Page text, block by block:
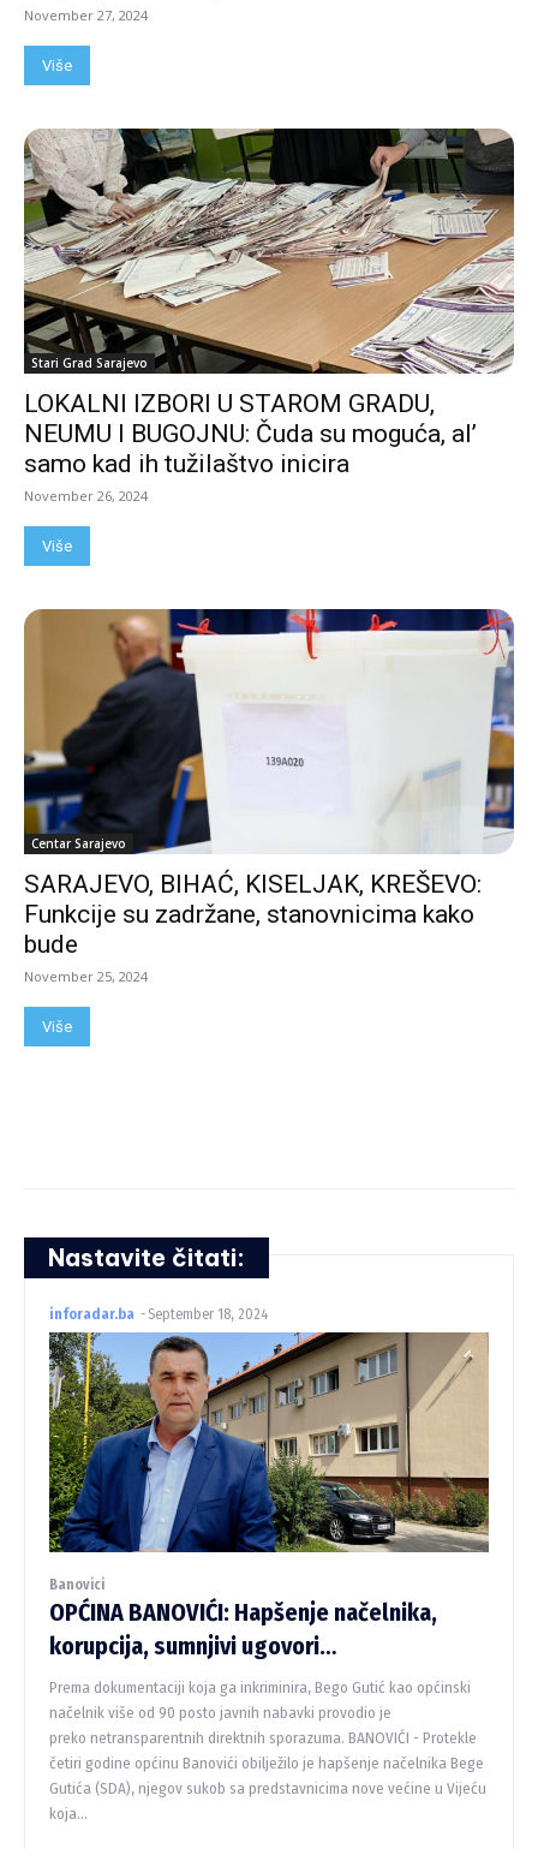
November 27, 2024
Više
Stari Grad Sarajevo
LOKALNI IZBORI U STAROM GRADU,
NEUMU I BUGOJNU: Čuda su moguća, al’
samo kad ih tužilaštvo inicira
November 26, 2024
Više
Centar Sarajevo
SARAJEVO, BIHAĆ, KISELJAK, KREŠEVO:
Funkcije su zadržane, stanovnicima kako
bude
November 25, 2024
Više
Nastavite čitati:
inforadar.ba - September 18, 2024
Banovici
OPĆINA BANOVIĆI: Hapšenje načelnika,
korupcija, sumnjivi ugovori…
Prema dokumentaciji koja ga inkriminira, Bego Gutić kao općinski
načelnik više od 90 posto javnih nabavki provodio je
preko netransparentnih direktnih sporazuma. BANOVIĆI - Protekle
četiri godine općinu Banovići obilježilo je hapšenje načelnika Bege
Gutića (SDA), njegov sukob sa predstavnicima nove većine u Vijeću
koja...